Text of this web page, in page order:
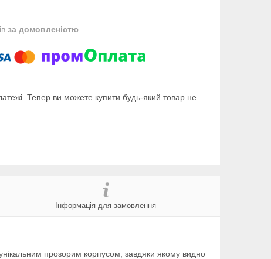
за домовленістю
Тепер ви можете купити будь-який товар не
Інформація для замовлення
прозорим корпусом, завдяки якому видно